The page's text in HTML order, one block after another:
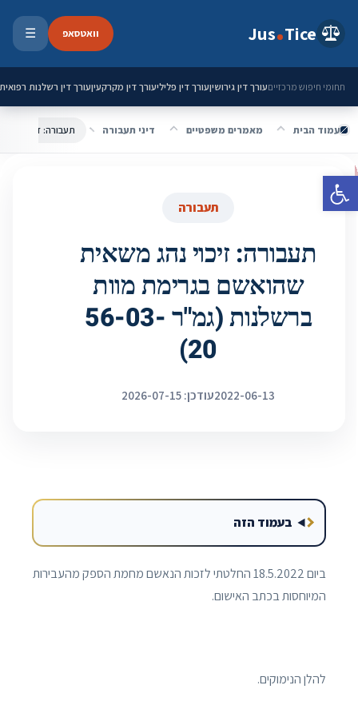
פתח סרגל נגישות
Jus Tice וואטסאפ ☰
תחומי חיפוש מרכזייםעורך דין גירושיןעורך דין פליליעורך דין מקרקעיןעורך דין רשלנות רפואית
עמוד הבית מאמרים משפטיים דיני תעבורה
תעבורה
תעבורה: זיכוי נהג משאית
שהואשם בגרימת מוות
ברשלנות (גמ"ר 56-03-
20)
2022-06-13עודכן: 2026-07-15
בעמוד הזה
ביום 18.5.2022 החלטתי לזכות הנאשם מחמת הספק מהעבירות
המיוחסות בכתב האישום.
להלן הנימוקים.